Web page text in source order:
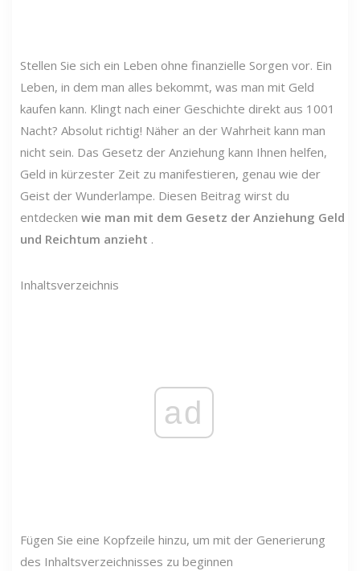
Stellen Sie sich ein Leben ohne finanzielle Sorgen vor. Ein
Leben, in dem man alles bekommt, was man mit Geld
kaufen kann. Klingt nach einer Geschichte direkt aus 1001
Nacht? Absolut richtig! Näher an der Wahrheit kann man
nicht sein. Das Gesetz der Anziehung kann Ihnen helfen,
Geld in kürzester Zeit zu manifestieren, genau wie der
Geist der Wunderlampe. Diesen Beitrag wirst du
entdecken wie man mit dem Gesetz der Anziehung Geld
und Reichtum anzieht .
Inhaltsverzeichnis
ad
Fügen Sie eine Kopfzeile hinzu, um mit der Generierung
des Inhaltsverzeichnisses zu beginnen